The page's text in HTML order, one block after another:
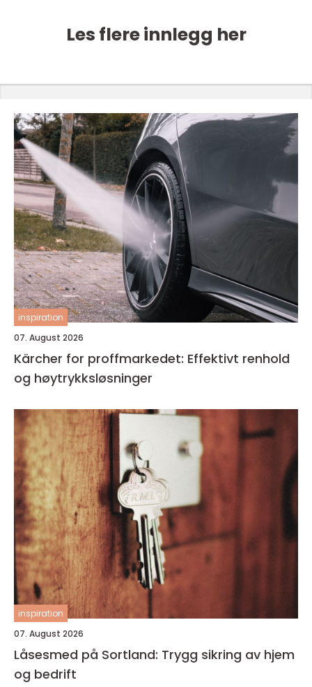
Les flere innlegg her
inspiration
07. August 2026
Kärcher for proffmarkedet: Effektivt renhold
og høytrykksløsninger
inspiration
07. August 2026
Låsesmed på Sortland: Trygg sikring av hjem
og bedrift